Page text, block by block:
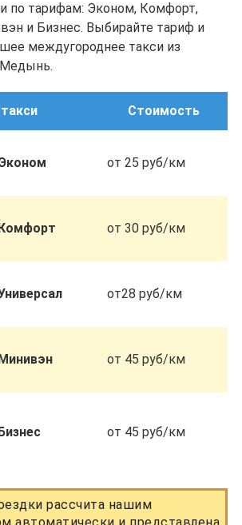
по тарифам: Эконом, Комфорт,
и Бизнес. Выбирайте тариф и
междугороднее такси из
Медынь.
Стоимость
от 25 руб/км
от 30 руб/км
от28 руб/км
от 45 руб/км
от 45 руб/км
рассчита нашим